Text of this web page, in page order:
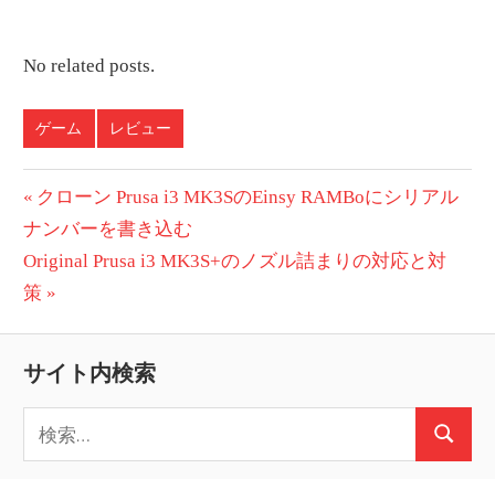
No related posts.
ゲーム レビュー
投
稿
ナ
ビ
ゲ
ー
シ
前
の
投
稿:
クローン Prusa i3 MK3SのEinsy RAMBoにシリアル
ナンバーを書き込む
次
の
Original Prusa i3 MK3S+のノズル詰まりの対応と対
策
サイト内検索
検